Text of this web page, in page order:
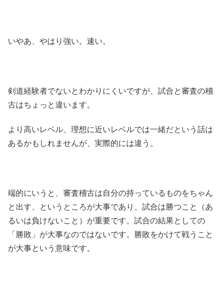
いやあ、やはり強い。速い。
剣道経験者でないとわかりにくいですが、試合と審査の稽
古はちょっと違います。
より高いレベル、理想に近いレベルでは一緒だという話は
あるかもしれませんが、実際的には違う。
端的にいうと、審査稽古は自分の持っているものをちゃん
と出す、というところが大事であり、試合は勝つこと（あ
るいは負けないこと）が重要です。試合の結果としての
「勝敗」が大事なのではないです。勝敗をかけて戦うこと
が大事という意味です。